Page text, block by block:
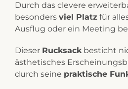
Durch das clevere
besonders viel Platzfür
Ausflug oder ein Meeting
Dieser Rucksackbesticht
ästhetisches
durch seine praktische